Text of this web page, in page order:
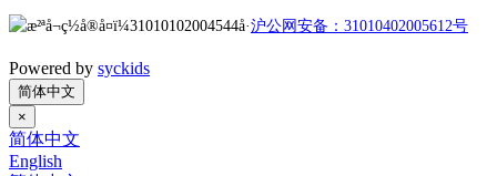
沪公网安备：31010402005612号
Powered by syckids
简体中文
×
简体中文
English